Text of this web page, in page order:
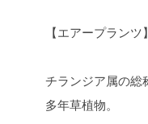
【エアープラン
チランジア属の総
多年草植物。